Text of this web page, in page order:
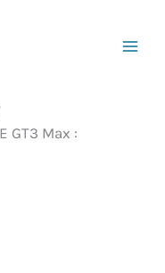
GT3 Max :